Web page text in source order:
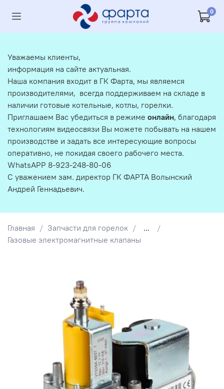
0
Главная Запчасти для горелок
...
Газовые электромагнитные клапаны
Уважаемы клиенты,
информация на сайте актуальная.
Наша компания входит в ГК Фарта, мы являемся
производителями, всегда поддерживаем на складе в
наличии готовые котельные, котлы, горелки.
Приглашаем Вас убедиться в режиме онлайн, благодаря
технологиям видеосвязи Вы можете побывать на нашем
производстве и задать все интересующие вопросы
оперативно, не покидая своего рабочего места.
WhatsAPP 8-923-248-80-06
С уважением зам. директор ГК ФАРТА Волынский
Андрей Геннадьевич.